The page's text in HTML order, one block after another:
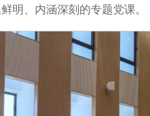
明、内涵深刻的专题党课。